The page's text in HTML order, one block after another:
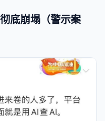
底崩塌（警示案